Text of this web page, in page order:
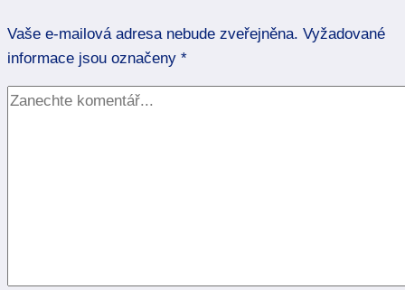
jak
vám
může
Vaše e-mailová adresa nebude zveřejněna. Vyžadované
informace jsou označeny *